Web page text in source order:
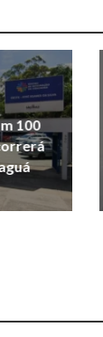
100